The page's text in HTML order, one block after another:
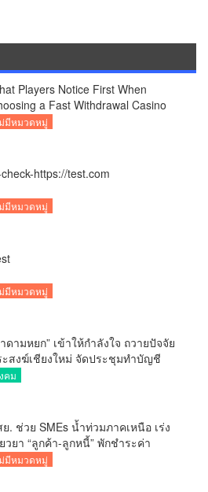
Players Notice First When
a Fast Withdrawal Casino
มีหมวดหมู่
https://test.com
มีหมวดหมู่
มีหมวดหมู่
ดามหยก” เข้าให้กำลังใจ ถวายปัจจัย
สงฆ์เชียงใหม่ จัดประชุมทำบัญชี
ยรับรายจ่ายของวัด กว่า 300 รูป ที่วัด
คม
. ช่วย SMEs น้ำท่วมภาคเหนือ เร่ง
วยา “ลูกค้า-ลูกหนี้” พักชำระค่า
รมเนียม-ค่างวด
มีหมวดหมู่